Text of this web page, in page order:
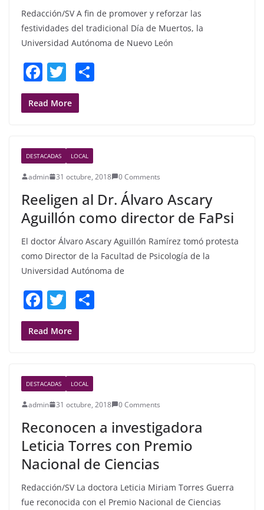
Redacción/SV A fin de promover y reforzar las
festividades del tradicional Día de Muertos, la
Universidad Autónoma de Nuevo León
F
a
c
b
o
o
k
T
w
itt
Read More
DESTACADAS LOCAL
admin 31 octubre, 2018 0 Comments
Reeligen al Dr. Álvaro Ascary
Aguillón como director de FaPsi
El doctor Álvaro Ascary Aguillón Ramírez tomó protesta
como Director de la Facultad de Psicología de la
Universidad Autónoma de
F
a
c
b
o
o
k
T
w
itt
Read More
DESTACADAS LOCAL
admin 31 octubre, 2018 0 Comments
Reconocen a investigadora
Leticia Torres con Premio
Nacional de Ciencias
Redacción/SV La doctora Leticia Miriam Torres Guerra
fue reconocida con el Premio Nacional de Ciencias